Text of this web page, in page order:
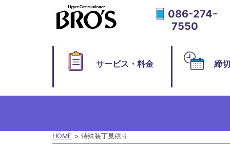
086-274-
7550
サービス・料金 締
HOME 特殊装丁見積り